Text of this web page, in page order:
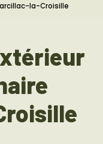
la-Croisille